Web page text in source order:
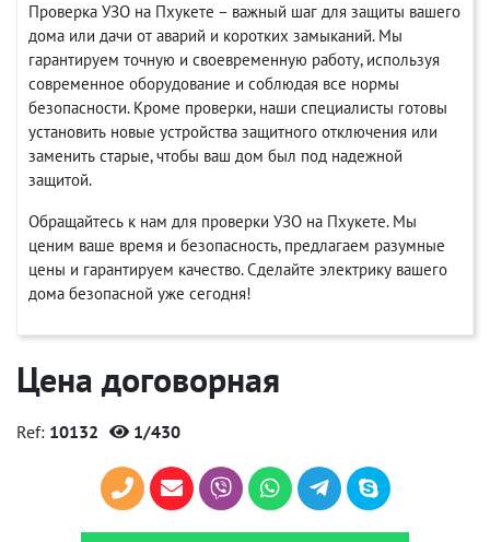
Проверка УЗО на Пхукете – важный шаг для защиты вашего
дома или дачи от аварий и коротких замыканий. Мы
гарантируем точную и своевременную работу, используя
современное оборудование и соблюдая все нормы
безопасности. Кроме проверки, наши специалисты готовы
установить новые устройства защитного отключения или
заменить старые, чтобы ваш дом был под надежной
защитой.
Обращайтесь к нам для проверки УЗО на Пхукете. Мы
ценим ваше время и безопасность, предлагаем разумные
цены и гарантируем качество. Сделайте электрику вашего
дома безопасной уже сегодня!
Цена договорная
Ref: 10132 1/430